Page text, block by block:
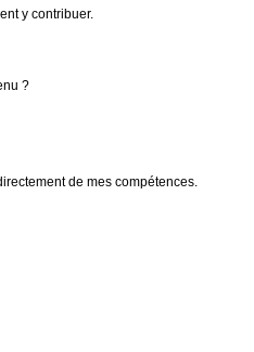
y contribuer.
?
de mes compétences.